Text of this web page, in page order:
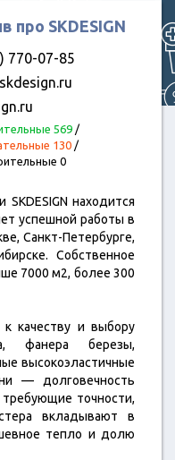
про SKDESIGN
770-07-85
569/
130/
0
находится
успешной работы в
Санкт-Петербурге,
Собственное
7000 м2, более 300
качеству и выбору
фанера березы,
высокоэластичные
— долговечность
точности,
вкладывают в
тепло и долю